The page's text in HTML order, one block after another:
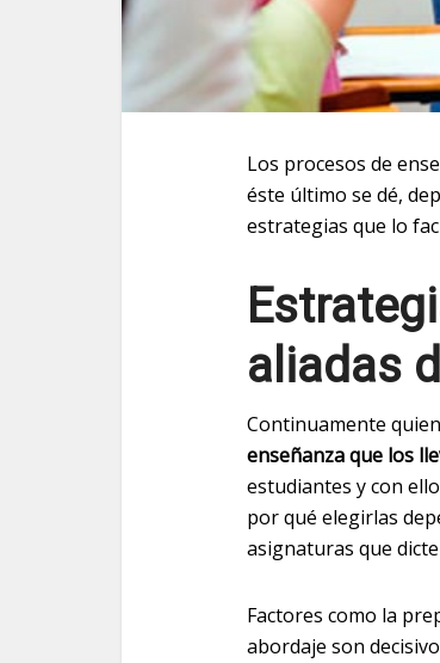
Los procesos de
éste último se dé,
estrategias que lo
aliadas
Continuamente
enseñanza que los
estudiantes y con
por qué elegirlas
asignaturas que
Factores como la
abordaje son